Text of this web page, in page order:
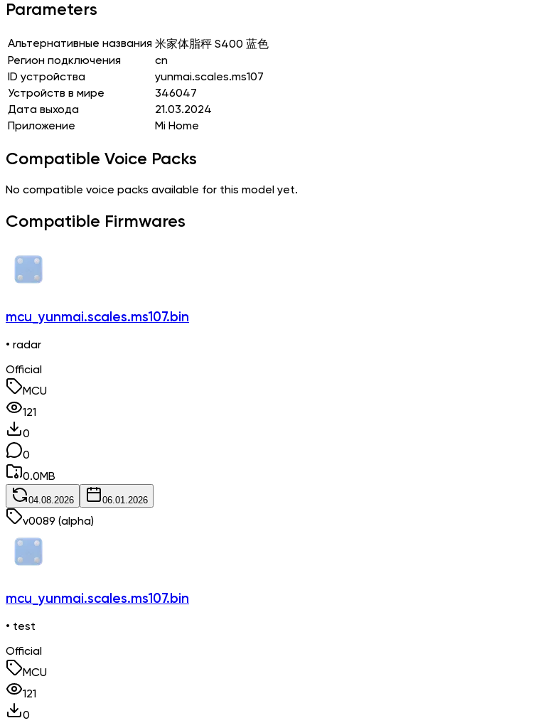
Parameters
Альтернативные названия 米家体脂秤 S400 蓝色
Регион подключения
cn
ID устройства
yunmai.scales.ms107
Устройств в мире
346047
Дата выхода
21.03.2024
Приложение
Mi Home
Compatible Voice Packs
No compatible voice packs available for this model yet.
Compatible Firmwares
mcu_yunmai.scales.ms107.bin
• radar
Official
MCU
121
0
0
0.0MB
04.08.2026 06.01.2026
v0089 (alpha)
mcu_yunmai.scales.ms107.bin
• test
Official
MCU
121
0